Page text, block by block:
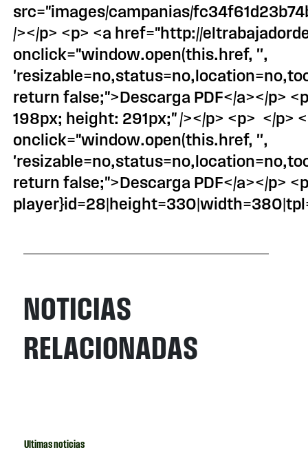
src="images/campanias/
/></p> <p> <a href="http://
onclick="window.open(this.href, '',
return false;">Descarga PDF</a></p>
198px; height: 291px;" /></p> <p> </p>
onclick="window.open(this.href, '',
return false;">Descarga PDF</a></p>
NOTICIAS
RELACIONADAS
Ultimas noticias